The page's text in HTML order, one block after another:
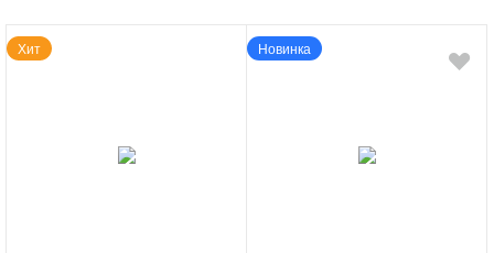
Хит Новинка